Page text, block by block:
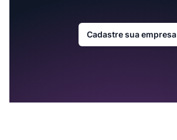
Cadastre sua empresa